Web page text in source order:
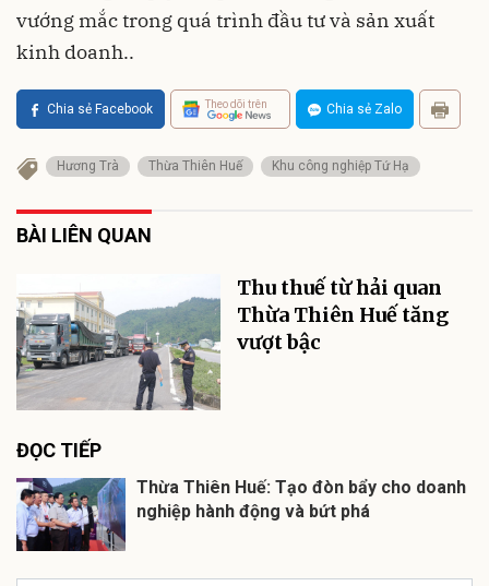
vướng mắc trong quá trình đầu tư và sản xuất
kinh doanh..
Chia sẻ Facebook Theo dõi trên Chia sẻ Zalo
Hương Trà Thừa Thiên Huế Khu công nghiệp Tứ Hạ
BÀI LIÊN QUAN
Thu thuế từ hải quan
Thừa Thiên Huế tăng
vượt bậc
ĐỌC TIẾP
Thừa Thiên Huế: Tạo đòn bẩy cho doanh
nghiệp hành động và bứt phá